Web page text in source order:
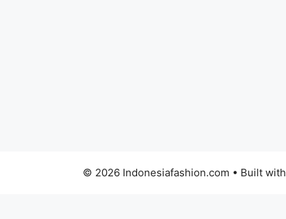
© 2026 Indonesiafashion.com • Built with